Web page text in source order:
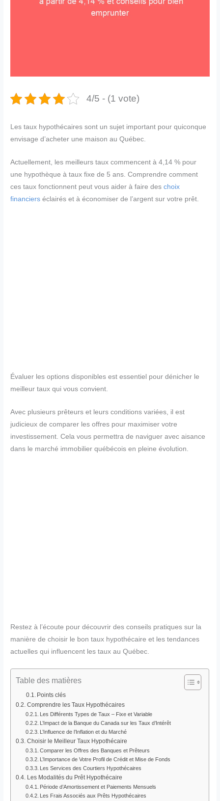
4/5 - (1 vote)
Les taux hypothécaires sont un sujet important pour quiconque
envisage d’acheter une maison au Québec.
Actuellement, les meilleurs taux commencent à 4,14 % pour
une hypothèque à taux fixe de 5 ans. Comprendre comment
ces taux fonctionnent peut vous aider à faire deschoix
financiers éclairés et à économiser de l’argent sur votre prêt.
Évaluer les options disponibles est essentiel pour dénicher le
meilleur taux qui vous convient.
Avec plusieurs prêteurs et leurs conditions variées, il est
judicieux de comparer les offres pour maximiser votre
investissement. Cela vous permettra de naviguer avec aisance
dans le marché immobilier québécois en pleine évolution.
Restez à l’écoute pour découvrir des conseils pratiques sur la
manière de choisir le bon taux hypothécaire et les tendances
actuelles qui influencent les taux au Québec.
Table des matières
Points clés
Comprendre les Taux Hypothécaires
Les Différents Types de Taux – Fixe et Variable
L’Impact de la Banque du Canada sur les Taux d’Intérêt
L’Influence de l’Inflation et du Marché
Choisir le Meilleur Taux Hypothécaire
Comparer les Offres des Banques et Prêteurs
L’Importance de Votre Profil de Crédit et Mise de Fonds
Les Services des Courtiers Hypothécaires
Les Modalités du Prêt Hypothécaire
Période d’Amortissement et Paiements Mensuels
Les Frais Associés aux Prêts Hypothécaires